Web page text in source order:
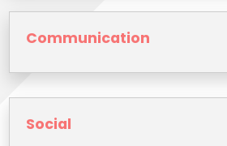
Communication
Social